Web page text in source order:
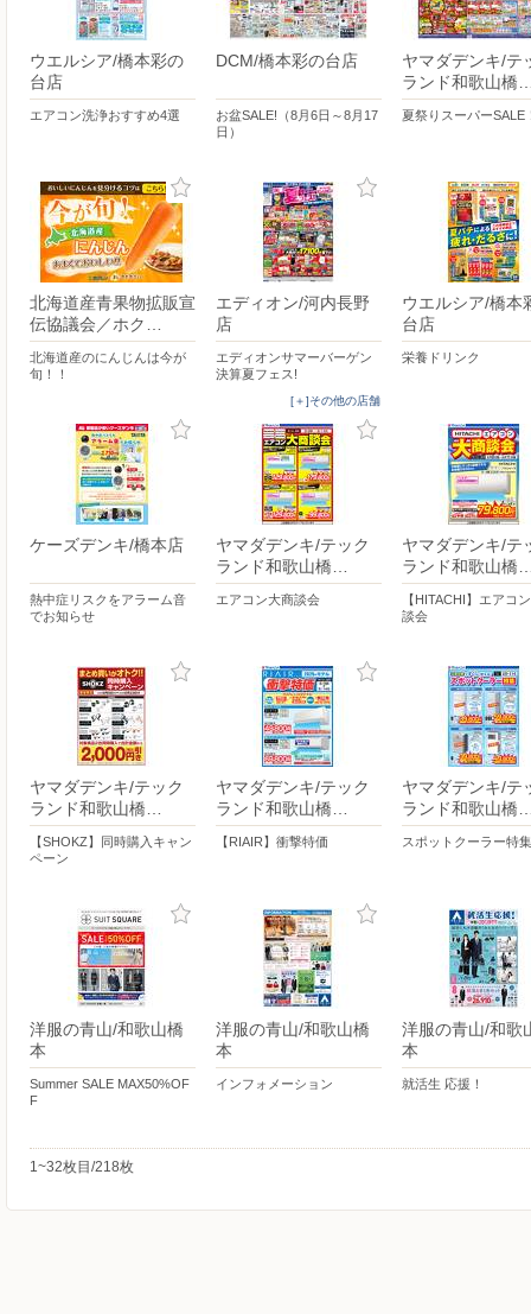
ウエルシア/橋本彩の
台店
エアコン洗浄おすすめ4選
DCM/橋本彩の台店
お盆SALE!（8月6日～8月17
日）
ヤマダデンキ/テ
ランド和歌山橋
夏祭りスーパーSALE
北海道産青果物拡販宣
伝協議会／ホク…
北海道産のにんじんは今が
旬！！
エディオン/河内長野
店
エディオンサマーバーゲン
決算夏フェス!
[＋]その他の店舗
ウエルシア/橋本
台店
栄養ドリンク
ケーズデンキ/橋本店
熱中症リスクをアラーム音
でお知らせ
ヤマダデンキ/テック
ランド和歌山橋…
エアコン大商談会
ヤマダデンキ/テ
ランド和歌山橋
【HITACHI】エアコ
談会
ヤマダデンキ/テック
ランド和歌山橋…
【SHOKZ】同時購入キャン
ペーン
ヤマダデンキ/テック
ランド和歌山橋…
【RIAIR】衝撃特価
ヤマダデンキ/テ
ランド和歌山橋
スポットクーラー特集
洋服の青山/和歌山橋
本
Summer SALE MAX50%OF
F
洋服の青山/和歌山橋
本
インフォメーション
洋服の青山/和歌
本
就活生 応援！
1~32枚目/218枚